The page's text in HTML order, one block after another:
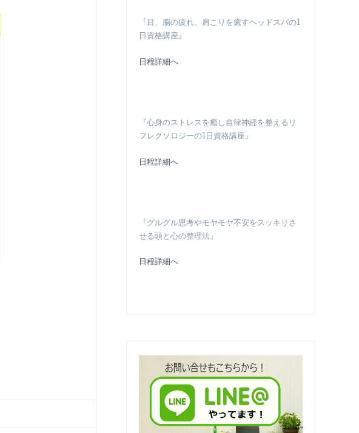
『目、脳の疲れ、肩こりを癒すヘッドスパの1
日資格講座』
日程詳細へ
『心身のストレスを癒し自律神経を整えるリ
フレクソロジーの1日資格講座』
日程詳細へ
『グルグル思考やモヤモヤ不安をスッキリさ
せる頭と心の整理法』
日程詳細へ